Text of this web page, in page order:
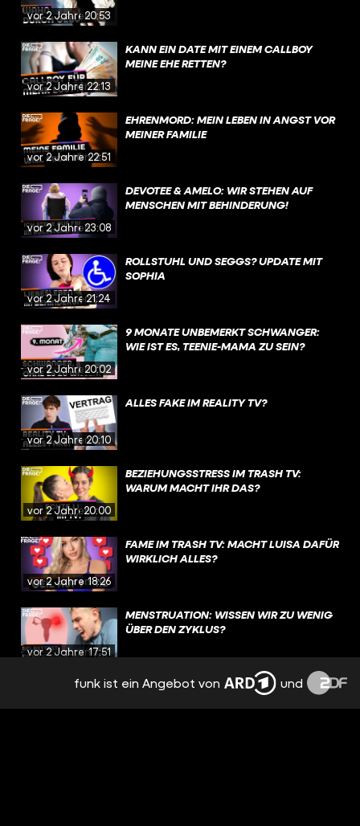
vor 2 Jahren20:53
vor 2 Jahren22:13
KANN EIN DATE MIT EINEM CALLBOY
MEINE EHE RETTEN?
vor 2 Jahren22:51
EHRENMORD: MEIN LEBEN IN ANGST VOR
MEINER FAMILIE
vor 2 Jahren23:08
DEVOTEE & AMELO: WIR STEHEN AUF
MENSCHEN MIT BEHINDERUNG!
vor 2 Jahren21:24
ROLLSTUHL UND SEGGS? UPDATE MIT
SOPHIA
vor 2 Jahren20:02
9 MONATE UNBEMERKT SCHWANGER:
WIE IST ES, TEENIE-MAMA ZU SEIN?
vor 2 Jahren20:10
ALLES FAKE IM REALITY TV?
vor 2 Jahren20:00
BEZIEHUNGSSTRESS IM TRASH TV:
WARUM MACHT IHR DAS?
vor 2 Jahren18:26
FAME IM TRASH TV: MACHT LUISA DAFÜR
WIRKLICH ALLES?
vor 2 Jahren17:51
MENSTRUATION: WISSEN WIR ZU WENIG
ÜBER DEN ZYKLUS?
EMOTIONEN, TRENNUNG,
NERVENZUSAMMENBRUCH: PMS
funk ist ein Angebot von und